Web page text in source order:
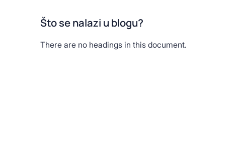
Što se nalazi u blogu?
There are no headings in this document.